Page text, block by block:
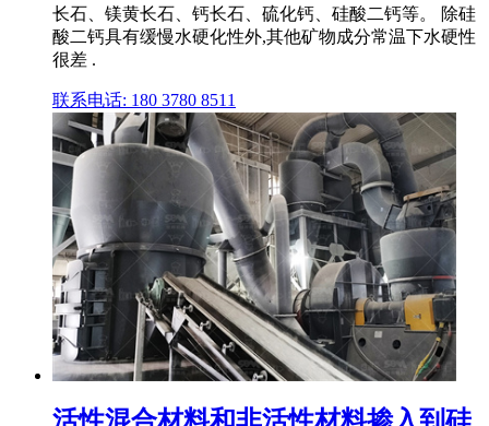
长石、镁黄长石、钙长石、硫化钙、硅酸二钙等。 除硅
酸二钙具有缓慢水硬化性外,其他矿物成分常温下水硬性
很差 .
联系电话: 180 3780 8511